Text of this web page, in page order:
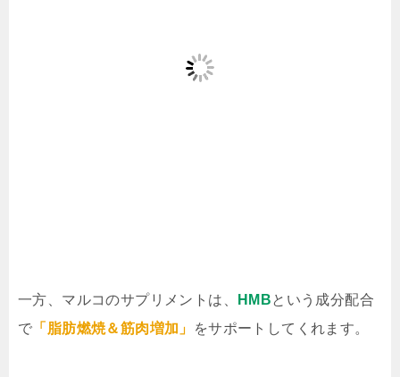
一方、マルコのサプリメントは、 HMBという成分配合
で 「脂肪燃焼＆筋肉増加」 をサポートしてくれます。